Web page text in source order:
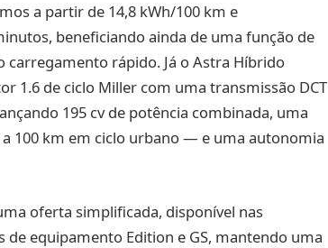
a partir de 14,8 kWh/100 km e
beneficiando ainda de uma função de
rápido. Já o Astra Híbrido
1.6 de ciclo Miller com uma transmissão DCT
195 cv de potência combinada, uma
100 km em ciclo urbano — e uma autonomia
oferta simplificada, disponível nas
equipamento Edition e GS, mantendo uma